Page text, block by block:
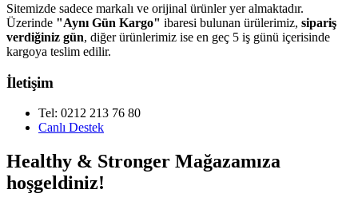
Sitemizde sadece markalı ve orijinal ürünler yer almaktadır.
Üzerinde "Aynı Gün Kargo" ibaresi bulunan ürülerimiz, sipariş
verdiğiniz gün, diğer ürünlerimiz ise en geç 5 iş günü içerisinde
kargoya teslim edilir.
İletişim
Tel: 0212 213 76 80
Canlı Destek
Healthy & Stronger Mağazamıza
hoşgeldiniz!